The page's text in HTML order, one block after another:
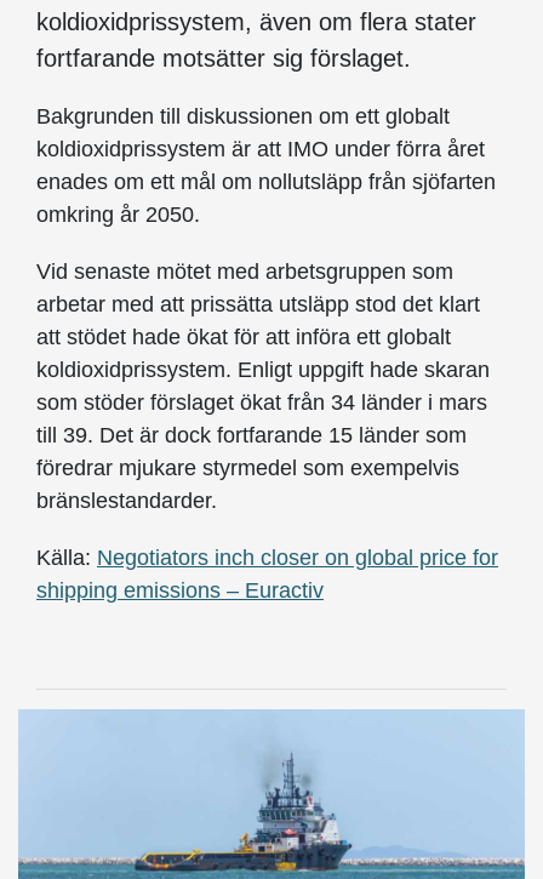
koldioxidprissystem, även om flera stater
fortfarande motsätter sig förslaget.
Bakgrunden till diskussionen om ett globalt
koldioxidprissystem är att IMO under förra året
enades om ett mål om nollutsläpp från sjöfarten
omkring år 2050.
Vid senaste mötet med arbetsgruppen som
arbetar med att prissätta utsläpp stod det klart
att stödet hade ökat för att införa ett globalt
koldioxidprissystem. Enligt uppgift hade skaran
som stöder förslaget ökat från 34 länder i mars
till 39. Det är dock fortfarande 15 länder som
föredrar mjukare styrmedel som exempelvis
bränslestandarder.
Källa: Negotiators inch closer on global price for
shipping emissions – Euractiv